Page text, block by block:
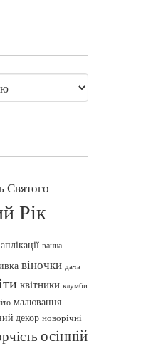
Святого
Рік
аплікації ванна
віночки дача
квітники клумби
малювання
декор новорічні
осінній